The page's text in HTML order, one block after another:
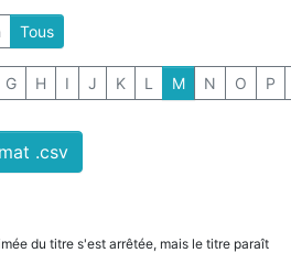
Tous
G H I J K L M N O P
.csv
du titre s'est arrêtée, mais le titre paraît